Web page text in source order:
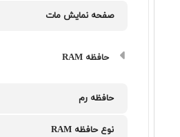
صفحه نمایش مات
حافظه RAM
حافظه رم
نوع حافظه RAM